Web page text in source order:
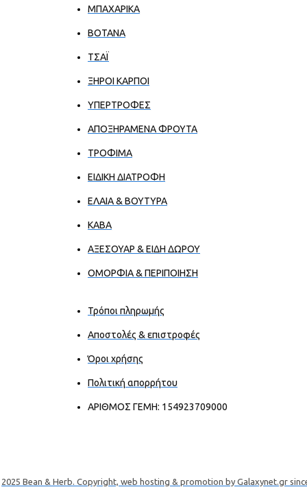
ΜΠΑΧΑΡΙΚΑ
ΒΟΤΑΝΑ
ΤΣΑΪ
ΞΗΡΟΙ ΚΑΡΠΟΙ
ΥΠΕΡΤΡΟΦΕΣ
ΑΠΟΞΗΡΑΜΕΝΑ ΦΡΟΥΤΑ
ΤΡΟΦΙΜΑ
ΕΙΔΙΚΗ ΔΙΑΤΡΟΦΗ
ΕΛΑΙΑ & ΒΟΥΤΥΡΑ
ΚΑΒΑ
ΑΞΕΣΟΥΑΡ & ΕΙΔΗ ΔΩΡΟΥ
ΟΜΟΡΦΙΑ & ΠΕΡΙΠΟΙΗΣΗ
Τρόποι πληρωμής
Αποστολές & επιστροφές
Όροι χρήσης
Πολιτική απορρήτου
ΑΡΙΘΜΟΣ ΓΕΜΗ: 154923709000
2025 Bean & Herb. Copyright, web hosting & promotion by Galaxynet.gr